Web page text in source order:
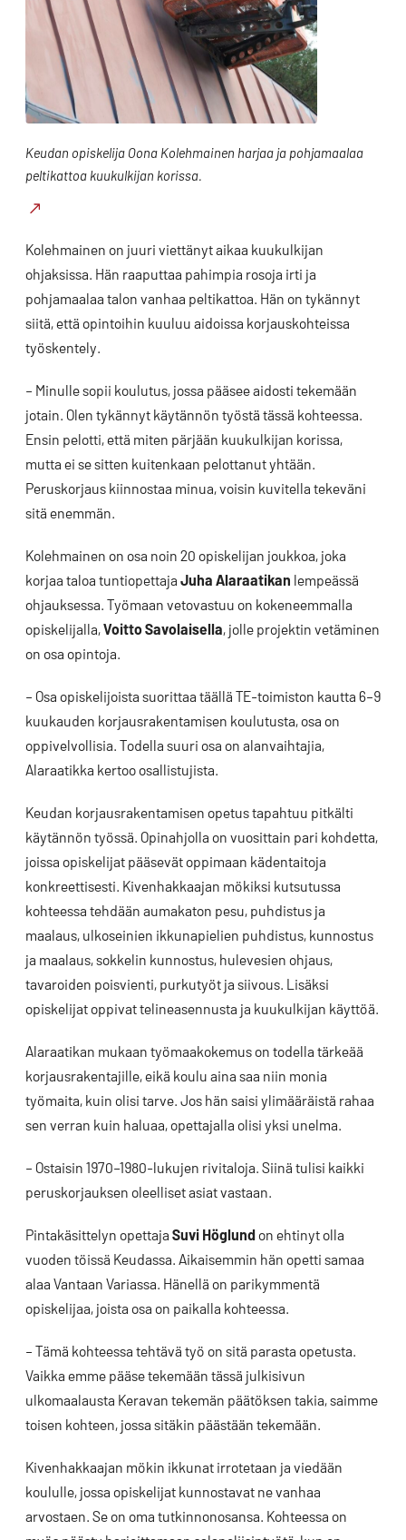
Keudan opiskelija Oona Kolehmainen harjaa ja pohjamaalaa
peltikattoa kuukulkijan korissa.
Kolehmainen on juuri viettänyt aikaa kuukulkijan
ohjaksissa. Hän raaputtaa pahimpia rosoja irti ja
pohjamaalaa talon vanhaa peltikattoa. Hän on tykännyt
siitä, että opintoihin kuuluu aidoissa korjauskohteissa
työskentely.
– Minulle sopii koulutus, jossa pääsee aidosti tekemään
jotain. Olen tykännyt käytännön työstä tässä kohteessa.
Ensin pelotti, että miten pärjään kuukulkijan korissa,
mutta ei se sitten kuitenkaan pelottanut yhtään.
Peruskorjaus kiinnostaa minua, voisin kuvitella tekeväni
sitä enemmän.
Kolehmainen on osa noin 20 opiskelijan joukkoa, joka
korjaa taloa tuntiopettaja Juha Alaraatikan lempeässä
ohjauksessa. Työmaan vetovastuu on kokeneemmalla
opiskelijalla,Voitto Savolaisella, jolle projektin vetäminen
on osa opintoja.
– Osa opiskelijoista suorittaa täällä TE-toimiston kautta 6–9
kuukauden korjausrakentamisen koulutusta, osa on
oppivelvollisia. Todella suuri osa on alanvaihtajia,
Alaraatikka kertoo osallistujista.
Keudan korjausrakentamisen opetus tapahtuu pitkälti
käytännön työssä. Opinahjolla on vuosittain pari kohdetta,
joissa opiskelijat pääsevät oppimaan kädentaitoja
konkreettisesti. Kivenhakkaajan mökiksi kutsutussa
kohteessa tehdään aumakaton pesu, puhdistus ja
maalaus, ulkoseinien ikkunapielien puhdistus, kunnostus
ja maalaus, sokkelin kunnostus, hulevesien ohjaus,
tavaroiden poisvienti, purkutyöt ja siivous. Lisäksi
opiskelijat oppivat telineasennusta ja kuukulkijan käyttöä.
Alaraatikan mukaan työmaakokemus on todella tärkeää
korjausrakentajille, eikä koulu aina saa niin monia
työmaita, kuin olisi tarve. Jos hän saisi ylimääräistä rahaa
sen verran kuin haluaa, opettajalla olisi yksi unelma.
– Ostaisin 1970–1980-lukujen rivitaloja. Siinä tulisi kaikki
peruskorjauksen oleelliset asiat vastaan.
Pintakäsittelyn opettaja Suvi Höglundon ehtinyt olla
vuoden töissä Keudassa. Aikaisemmin hän opetti samaa
alaa Vantaan Variassa. Hänellä on parikymmentä
opiskelijaa, joista osa on paikalla kohteessa.
– Tämä kohteessa tehtävä työ on sitä parasta opetusta.
Vaikka emme pääse tekemään tässä julkisivun
ulkomaalausta Keravan tekemän päätöksen takia, saimme
toisen kohteen, jossa sitäkin päästään tekemään.
Kivenhakkaajan mökin ikkunat irrotetaan ja viedään
koululle, jossa opiskelijat kunnostavat ne vanhaa
arvostaen. Se on oma tutkinnonosansa. Kohteessa on